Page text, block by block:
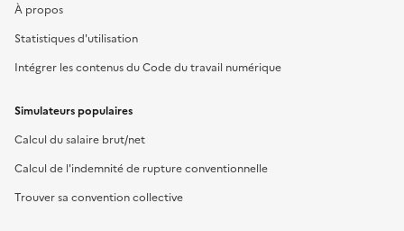
À propos
Statistiques d'utilisation
Intégrer les contenus du Code du travail numérique
Simulateurs populaires
Calcul du salaire brut/net
Calcul de l'indemnité de rupture conventionnelle
Trouver sa convention collective